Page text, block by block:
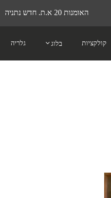
האומנות 20 א.ת. חדש נתניה
קולקציות בלוג גלריה